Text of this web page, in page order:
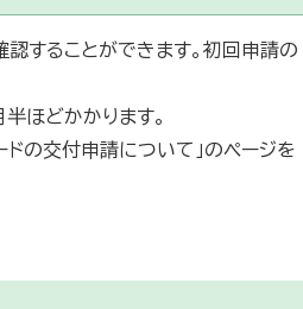
認することができます。初回申請の
ほどかかります。
ドの交付申請について」のページを